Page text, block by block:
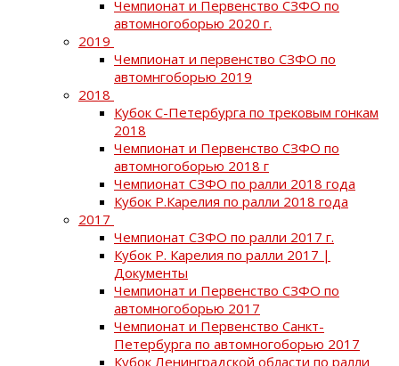
Чемпионат и Первенство СЗФО по
автомногоборью 2020 г.
2019
Чемпионат и первенство СЗФО по
автомнгоборью 2019
2018
Кубок С-Петербурга по трековым гонкам
2018
Чемпионат и Первенство СЗФО по
автомногоборью 2018 г
Чемпионат СЗФО по ралли 2018 года
Кубок Р.Карелия по ралли 2018 года
2017
Чемпионат СЗФО по ралли 2017 г.
Кубок Р. Карелия по ралли 2017 |
Документы
Чемпионат и Первенство СЗФО по
автомногоборью 2017
Чемпионат и Первенство Санкт-
Петербурга по автомногоборью 2017
Кубок Ленинградской области по ралли